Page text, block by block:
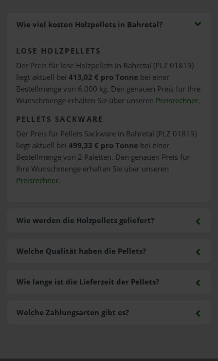
Wie viel kosten Holzpellets in Bahretal?
LOSE HOLZPELLETS
Der Preis für lose Holzpellets in Bahretal (PLZ 01819)
liegt aktuell bei 413,02 € pro Tonne bei einer
Bestellmenge von 6.000 kg. Den genauen Preis für Ihre
Wunschmenge erhalten Sie über unseren Preisrechner.
PELLETS SACKWARE
Der Preis für Pellets Sackware in Bahretal (PLZ 01819)
liegt aktuell bei 499,33 € pro Tonne bei einer
Bestellmenge von 2 Paletten. Den genauen Preis für
Ihre Wunschmenge erhalten Sie über unseren
Preisrechner.
Wie werden die Holzpellets geliefert?
Welche Zahlungsarten gibt es?
Welche Qualität haben die Pellets?
Wie lange ist die Lieferzeit der Pellets?